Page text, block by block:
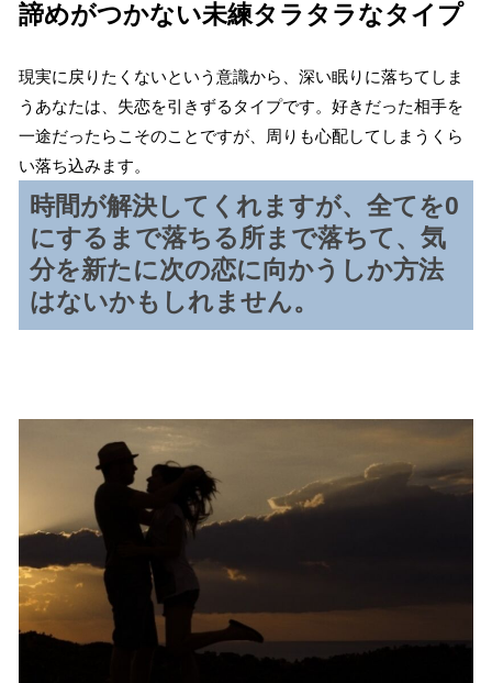
諦めがつかない未練タラタラなタイプ
現実に戻りたくないという意識から、深い眠りに落ちてしま
うあなたは、失恋を引きずるタイプです。好きだった相手を
一途だったらこそのことですが、周りも心配してしまうくら
い落ち込みます。
時間が解決してくれますが、全てを0
にするまで落ちる所まで落ちて、気
分を新たに次の恋に向かうしか方法
はないかもしれません。